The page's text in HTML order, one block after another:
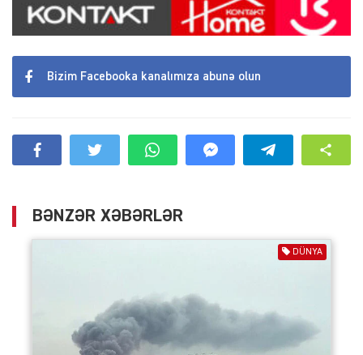
Bizim Facebooka kanalımıza abunə olun
BƏNZƏR XƏBƏRLƏR
DÜNYA